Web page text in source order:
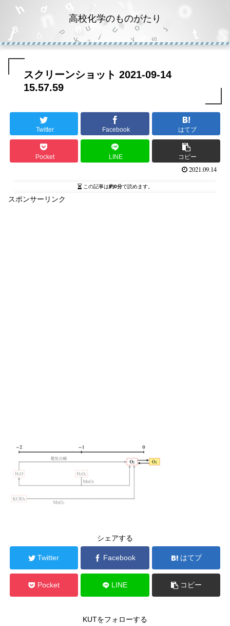
高校化学のものがたり
スクリーンショット 2021-09-14
15.57.59
Twitter Facebook はてブ
Pocket LINE コピー
2021.09.14
この記事は約0分で読めます。
スポンサーリンク
シェアする
Twitter Facebook はてブ
Pocket LINE コピー
KUTをフォローする